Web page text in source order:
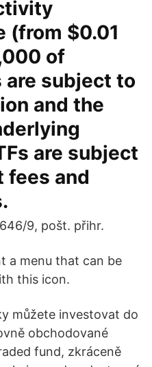
(from $0.01
of
are subject to
and the
are subject
fees and
9, pošt. přihr.
a menu that can be
this icon.
můžete investovat do
obchodované
fund, zkráceně